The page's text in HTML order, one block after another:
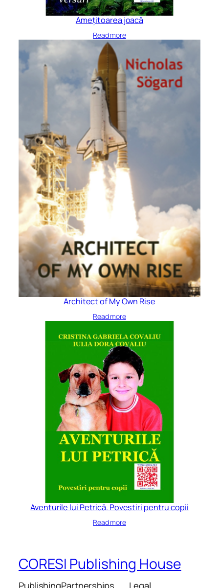
Amețitoarea joacă
Read more
Architect of My Own Rise
Read more
Aventurile lui Petrică. Povestiri pentru copii
Read more
CORESI Publishing House